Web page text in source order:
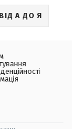
А ДО Я